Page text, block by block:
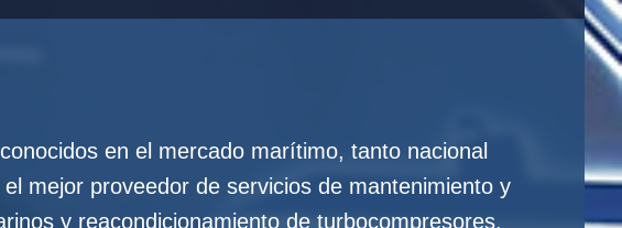
en el mercado marítimo, tanto nacional
mejor proveedor de servicios de mantenimiento y
y reacondicionamiento de turbocompresores.